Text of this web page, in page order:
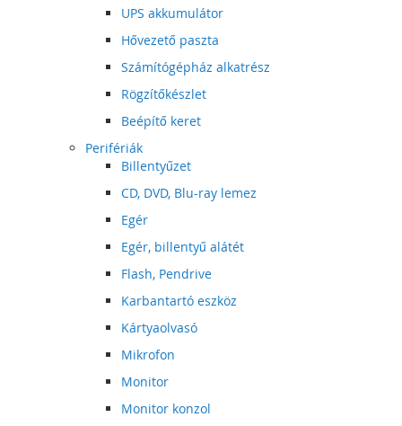
UPS akkumulátor
Hővezető paszta
Számítógépház alkatrész
Rögzítőkészlet
Beépítő keret
Perifériák
Billentyűzet
CD, DVD, Blu-ray lemez
Egér
Egér, billentyű alátét
Flash, Pendrive
Karbantartó eszköz
Kártyaolvasó
Mikrofon
Monitor
Monitor konzol